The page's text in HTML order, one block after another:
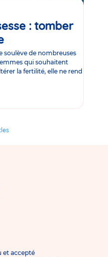
: tomber
soulève de nombreuses
qui souhaitent
la fertilité, elle ne rend
et accepté